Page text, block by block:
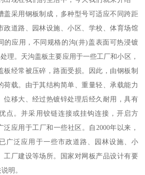
盖采用钢板制成，多种型号可适应不同跨距
政道路、园林设施、小区、学校、体育场馆
的应用，不同规格的沟(井)盖表面可热浸镀
理。天沟盖板主要应用于一些工厂和小区，
板经常被压碎，路面受损。因此，由钢板制
荷载。由于其结构简单、重量轻、承载能力
位移大、经过热镀锌处理后经久耐用，具有
点。并采用铰链连接或挂钩连接，开启方
应用于工厂和一些社区。自2000年以来，
广泛应用于一些市政道路、园林设施、小
工厂建设等场所。国家对网板产品设计有要
明。